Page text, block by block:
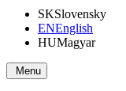
SKSlovensky
ENEnglish
HUMagyar
Menu